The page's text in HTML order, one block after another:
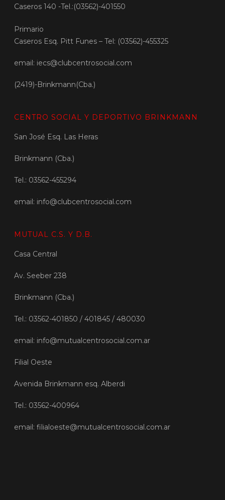
Caseros 140 -Tel.:(03562)-401550
Primario
Caseros Esq. Pitt Funes – Tel: (03562)-455325
email: iecs@clubcentrosocial.com
(2419)-Brinkmann(Cba.)
CENTRO SOCIAL Y DEPORTIVO BRINKMANN
San José Esq. Las Heras
Brinkmann (Cba.)
Tel.: 03562-455294
email: info@clubcentrosocial.com
MUTUAL C.S. Y D.B.
Casa Central
Av. Seeber 238
Brinkmann (Cba.)
Tel.: 03562-401850 / 401845 / 480030
email: info@mutualcentrosocial.com.ar
Filial Oeste
Avenida Brinkmann esq. Alberdi
Tel.: 03562-400964
email: filialoeste@mutualcentrosocial.com.ar